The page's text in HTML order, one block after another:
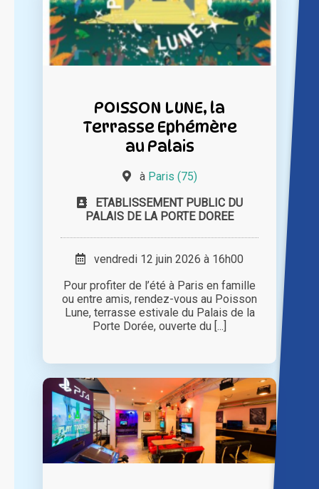
POISSON LUNE, la
Terrasse Ephémère
au Palais
à Paris (75)
ETABLISSEMENT PUBLIC DU
PALAIS DE LA PORTE DOREE
vendredi 12 juin 2026 à 16h00
Pour profiter de l’été à Paris en famille
ou entre amis, rendez-vous au Poisson
Lune, terrasse estivale du Palais de la
Porte Dorée, ouverte du [...]